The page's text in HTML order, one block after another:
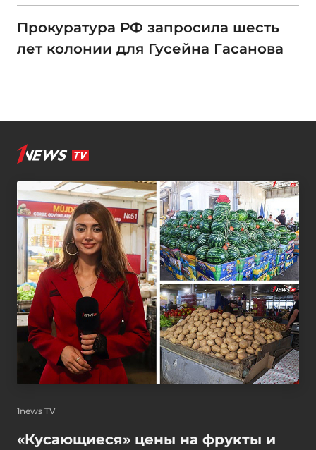
Прокуратура РФ запросила шесть
лет колонии для Гусейна Гасанова
1news TV
«Кусающиеся» цены на фрукты и